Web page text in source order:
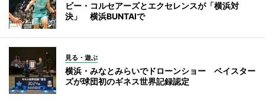
ビー・コルセアーズとエクセレンスが「横浜対
決」 横浜BUNTAIで
見る・遊ぶ
横浜・みなとみらいでドローンショー ベイスター
ズが球団初のギネス世界記録認定